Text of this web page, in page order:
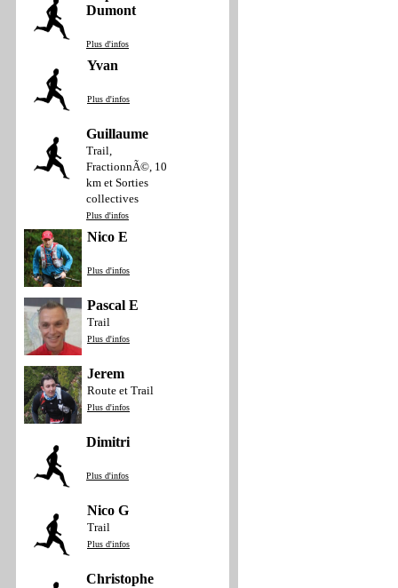
Dumont
Plus d'infos
Yvan
Plus d'infos
Guillaume
Trail,
FractionnÃ©, 10
km et Sorties
collectives
Plus d'infos
Nico E
Plus d'infos
Pascal E
Trail
Plus d'infos
Jerem
Route et Trail
Plus d'infos
Dimitri
Plus d'infos
Nico G
Trail
Plus d'infos
Christophe